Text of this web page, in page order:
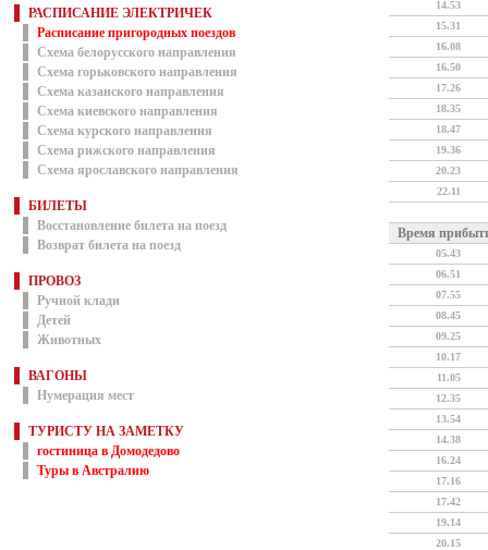
РАСПИСАНИЕ ЭЛЕКТРИЧЕК
Расписание пригородных поездов
Схема белорусского направления
Схема горьковского направления
Схема казанского направления
Схема киевского направления
Схема курского направления
Схема рижского направления
Схема ярославского направления
БИЛЕТЫ
Восстановление билета на поезд
Возврат билета на поезд
ПРОВОЗ
Ручной клади
Детей
Животных
ВАГОНЫ
Нумерация мест
ТУРИСТУ НА ЗАМЕТКУ
гостиница в Домодедово
Туры в Австралию
14.53
15.31
16.08
16.50
17.26
18.35
18.47
19.36
20.23
22.11
Время
05.43
06.51
07.55
08.45
09.25
10.17
11.05
12.35
13.54
14.38
16.24
17.16
17.42
19.14
20.15